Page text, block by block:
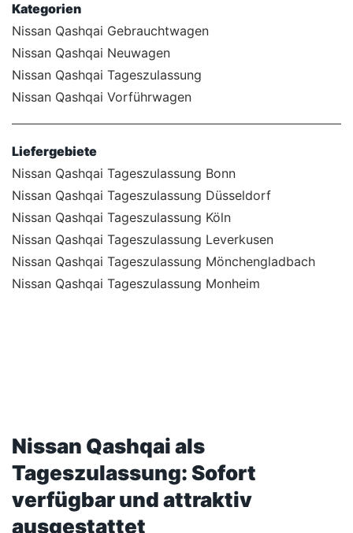
Kategorien
Nissan Qashqai Gebrauchtwagen
Nissan Qashqai Neuwagen
Nissan Qashqai Tageszulassung
Nissan Qashqai Vorführwagen
Liefergebiete
Nissan Qashqai Tageszulassung Bonn
Nissan Qashqai Tageszulassung Düsseldorf
Nissan Qashqai Tageszulassung Köln
Nissan Qashqai Tageszulassung Leverkusen
Nissan Qashqai Tageszulassung Mönchengladbach
Nissan Qashqai Tageszulassung Monheim
Nissan Qashqai als
Tageszulassung: Sofort
verfügbar und attraktiv
ausgestattet